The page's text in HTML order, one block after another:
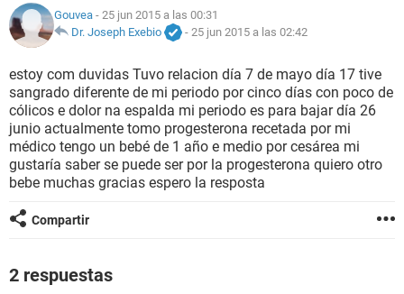
NUTRICIÓN
BIENESTAR
SEXUALIDAD
GLOSARIO
Gouvea - 25 jun 2015 a las 00:31
Dr. Joseph Exebio
- 25 jun 2015 a las 02:42
estoy com duvidas Tuvo relacion día 7 de mayo día 17 tive
sangrado diferente de mi periodo por cinco días con poco de
cólicos e dolor na espalda mi periodo es para bajar día 26
junio actualmente tomo progesterona recetada por mi
médico tengo un bebé de 1 año e medio por cesárea mi
gustaría saber se puede ser por la progesterona quiero otro
bebe muchas gracias espero la resposta
Compartir
2 respuestas